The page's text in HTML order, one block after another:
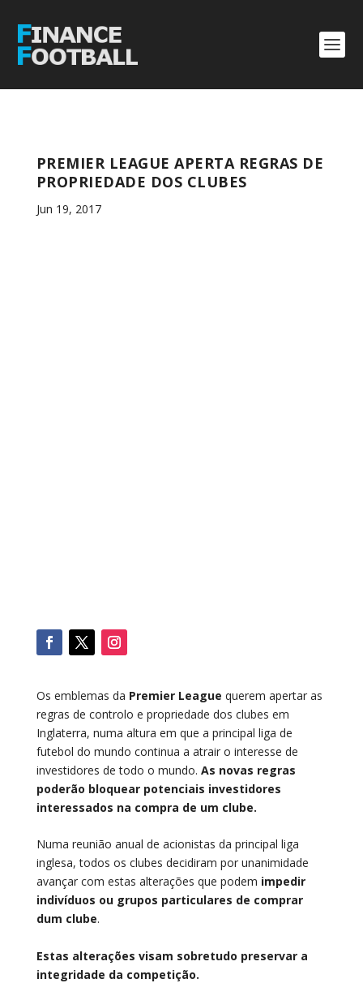
PREMIER LEAGUE APERTA REGRAS DE
PROPRIEDADE DOS CLUBES
Jun 19, 2017
Os emblemas da Premier League querem apertar as
regras de controlo e propriedade dos clubes em
Inglaterra, numa altura em que a principal liga de
futebol do mundo continua a atrair o interesse de
investidores de todo o mundo. As novas regras
poderão bloquear potenciais investidores
interessados na compra de um clube.
Numa reunião anual de acionistas da principal liga
inglesa, todos os clubes decidiram por unanimidade
avançar com estas alterações que podem impedir
indivíduos ou grupos particulares de comprar
dum clube.
Estas alterações visam sobretudo preservar a
integridade da competição.